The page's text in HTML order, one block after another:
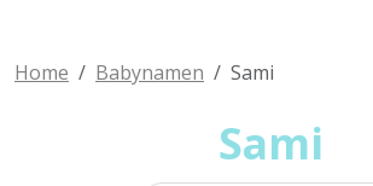
Home Babynamen Sami
Sami